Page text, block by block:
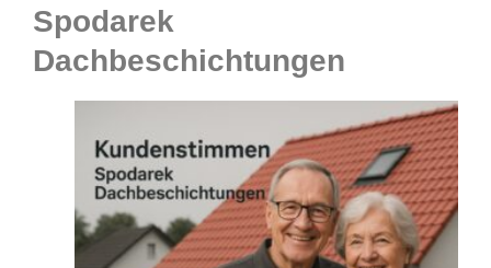
Spodarek
Dachbeschichtungen